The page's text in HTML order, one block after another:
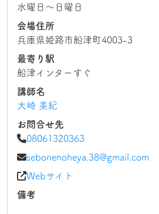
水曜日〜日曜日
会場住所
兵庫県姫路市船津町4003-3
最寄り駅
船津インターすぐ
講師名
大崎 美紀
お問合せ先
08061320363
sebonenoheya.38@gmail.com
Webサイト
備考